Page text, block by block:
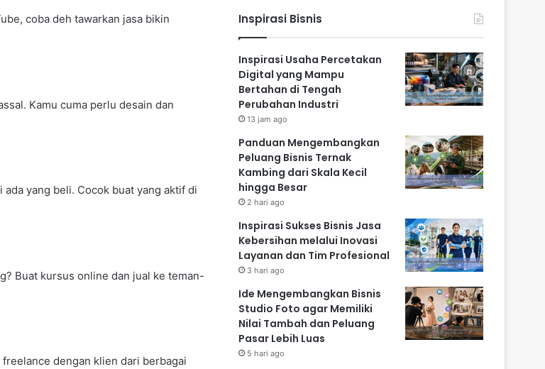
coba deh tawarkan jasa bikin
Kamu cuma perlu desain dan
yang beli. Cocok buat yang aktif di
Buat kursus online dan jual ke teman-
dengan klien dari berbagai
Inspirasi Bisnis
Inspirasi Usaha Percetakan
Digital yang Mampu
Bertahan di Tengah
Perubahan Industri
13 jam ago
Panduan Mengembangkan
Peluang Bisnis Ternak
Kambing dari Skala Kecil
hingga Besar
2 hari ago
Inspirasi Sukses Bisnis Jasa
Kebersihan melalui Inovasi
Layanan dan Tim Profesional
3 hari ago
Ide Mengembangkan Bisnis
Studio Foto agar Memiliki
Nilai Tambah dan Peluang
Pasar Lebih Luas
5 hari ago